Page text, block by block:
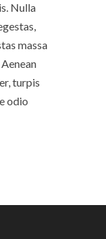
Nulla
massa
turpis
odio